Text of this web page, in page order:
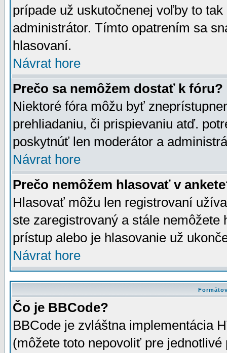
prípade už uskutočnenej voľby to
administrátor. Tímto opatrením sa
hlasovaní.
Návrat hore
Prečo sa nemôžem dostať k fóru?
Niektoré fóra môžu byť
prehliadaniu, či prispievaniu atď.
poskytnúť len moderátor a
Návrat hore
Prečo nemôžem hlasovať v
Hlasovať môžu len registrovaní
ste zaregistrovaný a stále
prístup alebo je hlasovanie už
Návrat hore
Čo je BBCode?
BBCode je zvláštna implementácia
(môžete toto nepovoliť pre